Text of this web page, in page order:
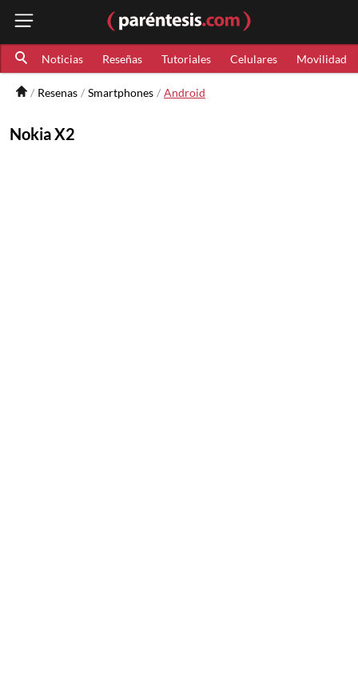
Noticias Reseñas Tutoriales Celulares Movilidad
Resenas Smartphones Android
Nokia X2